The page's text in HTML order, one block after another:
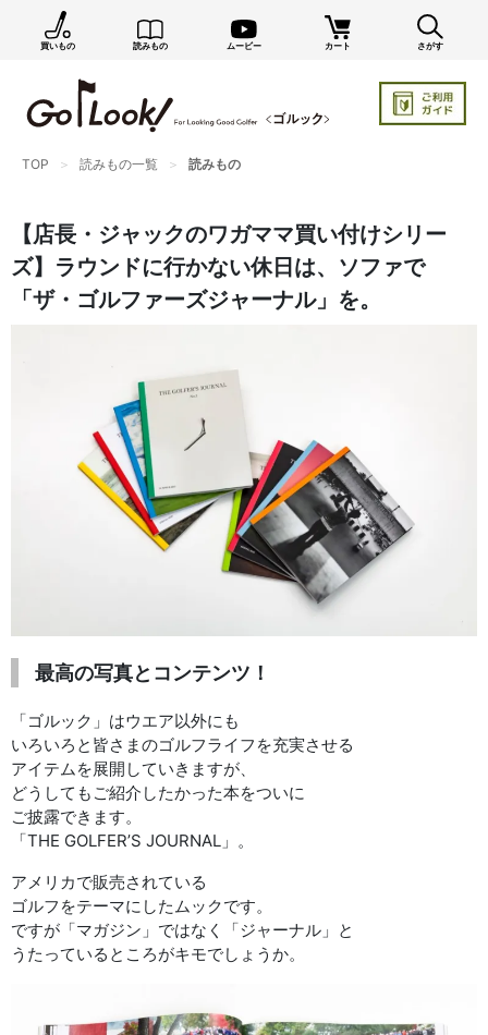
買いもの 読みもの ムービー カート さがす
TOP 読みもの一覧 読みもの
【店長・ジャックのワガママ買い付けシリー
ズ】ラウンドに行かない休日は、ソファで
「ザ・ゴルファーズジャーナル」を。
最高の写真とコンテンツ！
「ゴルック」はウエア以外にも
いろいろと皆さまのゴルフライフを充実させる
アイテムを展開していきますが、
どうしてもご紹介したかった本をついに
ご披露できます。
「THE GOLFER’S JOURNAL」。
アメリカで販売されている
ゴルフをテーマにしたムックです。
ですが「マガジン」ではなく「ジャーナル」と
うたっているところがキモでしょうか。
×
GO/LOOK! からのお知らせ（受信設定）
新商品情報や編集部のオススメ、オトクな情報・買い
まだご登録でない方はぜひ！
編集部セレクトのスタイル提案・お得情報（ダイレクトメール）
カートに残っている商品のお知らせ（買い忘れ通知）
お知らせを受け取る
いつでもメール内のリンクから配信停止できます